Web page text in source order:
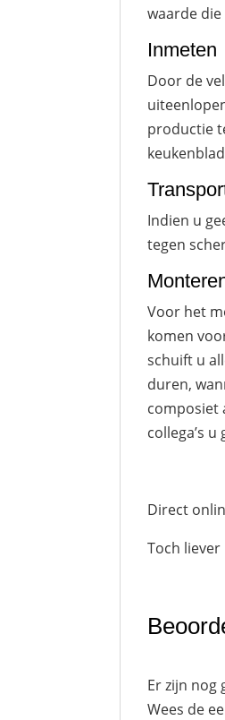
waarde
Inmeten
Door de
productie
Indien u
tegen
Voor het
komen
schuift u
duren,
composiet
collega’s
Direct
Toch
Er zijn nog
Wees de